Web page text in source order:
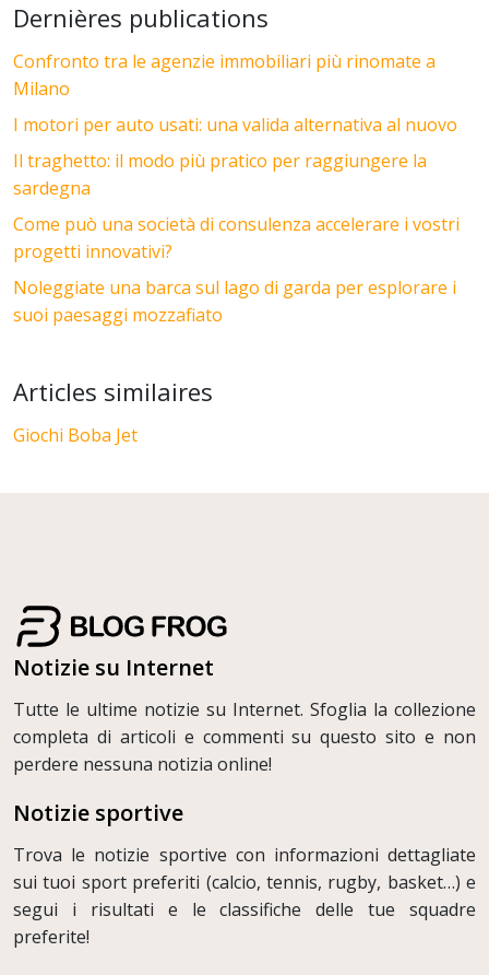
Dernières publications
Confronto tra le agenzie immobiliari più rinomate a
Milano
I motori per auto usati: una valida alternativa al nuovo
Il traghetto: il modo più pratico per raggiungere la
sardegna
Come può una società di consulenza accelerare i vostri
progetti innovativi?
Noleggiate una barca sul lago di garda per esplorare i
suoi paesaggi mozzafiato
Articles similaires
Giochi Boba Jet
Notizie su Internet
Tutte le ultime notizie su Internet. Sfoglia la collezione
completa di articoli e commenti su questo sito e non
perdere nessuna notizia online!
Notizie sportive
Trova le notizie sportive con informazioni dettagliate
sui tuoi sport preferiti (calcio, tennis, rugby, basket…) e
segui i risultati e le classifiche delle tue squadre
preferite!